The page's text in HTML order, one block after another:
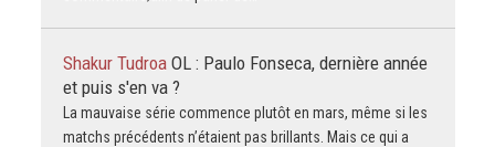
Shakur Tudroa OL : Paulo Fonseca, dernière année
et puis s'en va ?
La mauvaise série commence plutôt en mars, même si les
matchs précédents n’étaient pas brillants. Mais ce qui a